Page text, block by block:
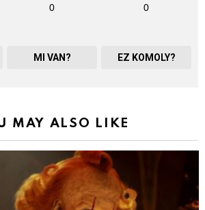
0
MI VAN?
0
EZ KOMOLY?
MAY ALSO LIKE